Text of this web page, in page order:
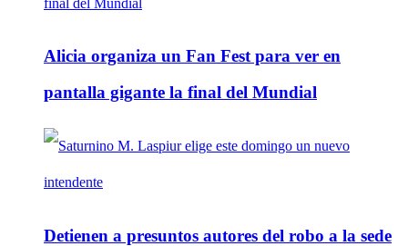
Alicia organiza un Fan Fest para ver en
pantalla gigante la final del Mundial
Detienen a presuntos autores del robo a la sede